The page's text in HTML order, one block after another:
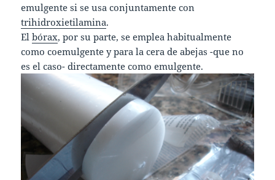
emulgente si se usa conjuntamente con
trihidroxietilamina.
Elbórax, por su parte, se emplea habitualmente
como coemulgente y para la cera de abejas -que no
es el caso- directamente como emulgente.